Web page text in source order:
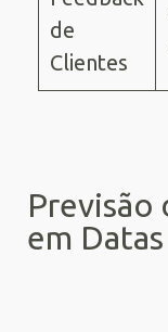
de
Clientes
Previsão
em